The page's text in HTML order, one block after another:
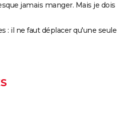
jamais manger. Mais je dois
: il ne faut déplacer qu'une seule